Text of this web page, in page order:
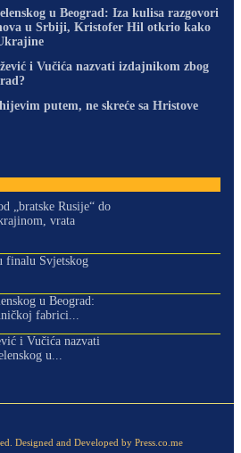
u Beograd: Iza kulisa razgovori
u Srbiji, Kristofer Hil otkrio kako
i Vučića nazvati izdajnikom zbog
putem, ne skreće sa Hristove
„bratske Rusije“ do
vrata
finalu Svjetskog
u Beograd:
fabrici...
i Vučića nazvati
u...
Designed and Developed by Press.co.me